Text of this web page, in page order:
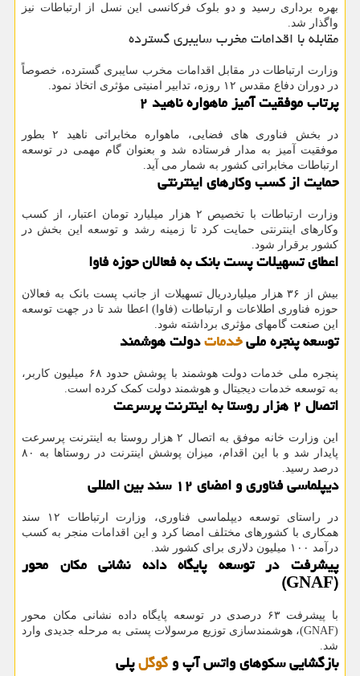
بهره برداری رسید و دو بلوک فرکانسی این نسل از ارتباطات نیز
واگذار شد.
مقابله با اقدامات مخرب سایبری گسترده
وزارت ارتباطات در مقابل اقدامات مخرب سایبری گسترده، خصوصاً
در دوران دفاع مقدس ۱۲ روزه، تدابیر امنیتی مؤثری اتخاذ نمود.
پرتاب موفقیت آمیز ماهواره ناهید ۲
در بخش فناوری های فضایی، ماهواره مخابراتی ناهید ۲ بطور
موفقیت آمیز به مدار فرستاده شد و بعنوان گام مهمی در توسعه
ارتباطات مخابراتی کشور به شمار می آید.
حمایت از کسب وکارهای اینترنتی
وزارت ارتباطات با تخصیص ۲ هزار میلیارد تومان اعتبار، از کسب
وکارهای اینترنتی حمایت کرد تا زمینه رشد و توسعه این بخش در
کشور برقرار شود.
اعطای تسهیلات پست بانک به فعالان حوزه فاوا
بیش از ۳۶ هزار میلیاردریال تسهیلات از جانب پست بانک به فعالان
حوزه فناوری اطلاعات و ارتباطات (فاوا) اعطا شد تا در جهت توسعه
این صنعت گامهای مؤثری برداشته شود.
توسعه پنجره ملیخدماتدولت هوشمند
پنجره ملی خدمات دولت هوشمند با پوشش حدود ۶۸ میلیون کاربر،
به توسعه خدمات دیجیتال و هوشمند دولت کمک کرده است.
اتصال ۲ هزار روستا به اینترنت پرسرعت
این وزارت خانه موفق به اتصال ۲ هزار روستا به اینترنت پرسرعت
پایدار شد و با این اقدام، میزان پوشش اینترنت در روستاها به ۸۰
درصد رسید.
دیپلماسی فناوری و امضای ۱۲ سند بین المللی
در راستای توسعه دیپلماسی فناوری، وزارت ارتباطات ۱۲ سند
همکاری با کشورهای مختلف امضا کرد و این اقدامات منجر به کسب
درآمد ۱۰۰ میلیون دلاری برای کشور شد.
پیشرفت در توسعه پایگاه داده نشانی مکان محور
(GNAF)
با پیشرفت ۶۳ درصدی در توسعه پایگاه داده نشانی مکان محور
(GNAF)، هوشمندسازی توزیع مرسولات پستی به مرحله جدیدی وارد
شد.
بازگشایی سکوهای واتس آپ وگوگلپلی